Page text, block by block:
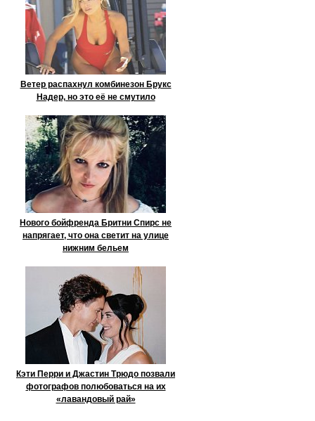
Ветер распахнул комбинезон Брукс
Надер, но это её не смутило
Нового бойфренда Бритни Спирс не
напрягает, что она светит на улице
нижним бельем
Кэти Перри и Джастин Трюдо позвали
фотографов полюбоваться на их
«лавандовый рай»